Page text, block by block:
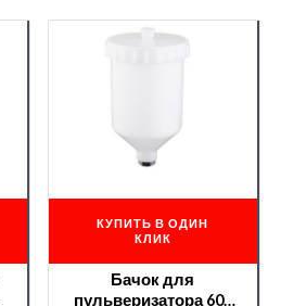
КУПИТЬ В ОДИН
КЛИК
Бачок для
пульверизатора 600